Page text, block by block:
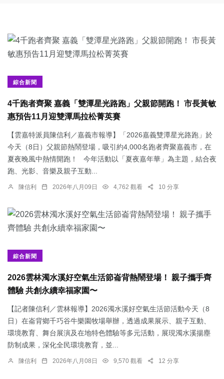
綜合新聞
4千跑者齊聚 嘉義「雙潭星光路跑」父親節開跑！ 市長黃敏
惠預告11月迎雙潭馬拉松菁英賽
【雲嘉特派員陳信利／嘉義市報導】「2026嘉義雙潭星光路跑」於
今天（8日）父親節熱鬧登場，吸引約4,000名跑者齊聚嘉義市，在
夏夜晚風中熱情開跑！ 今年活動以「夏夜嘉年華」為主題，結合夜
跑、光影、音樂及親子互動...
陳信利 2026年八月09日 4,762 觀看 10 分享
綜合新聞
2026雲林濁水溪好空氣生活節崙背熱鬧登場！ 親子攜手齊
體驗 共創永續幸福家園〜
【記者陳信利／雲林報導】2026濁水溪好空氣生活節活動今天（8
日）在崙背鄉千巧谷牛樂園牧場舉辦，透過成果展示、親子互動、
環境教育、舞台展演及在地特色體驗等多元活動，展現濁水溪揚塵
防制成果，深化全民環境教育，並...
陳信利 2026年八月08日 9,570 觀看 12 分享